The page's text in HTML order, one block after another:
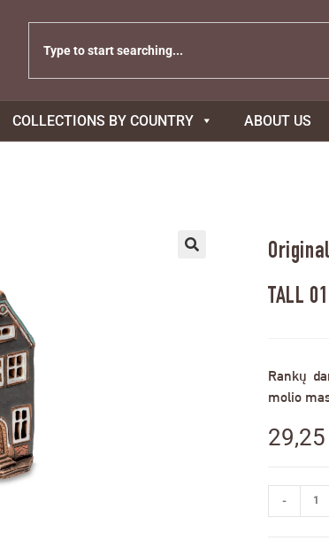
COLLECTIONS BY COUNTRY ABOUT US
TALL
Rankų
molio
29,25
-